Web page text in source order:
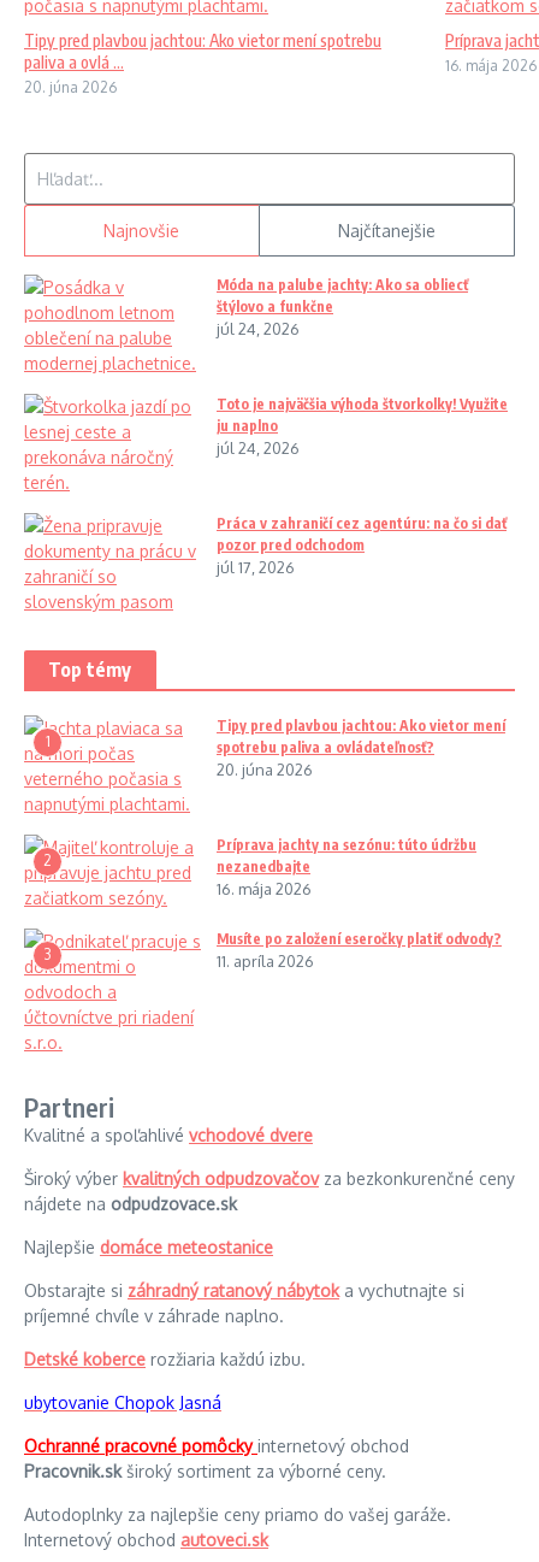
Tipy pred plavbou jachtou: Ako vietor mení spotrebu
paliva a ovlá ...
20. júna 2026
Príprava
16. mája 2026
Najnovšie Najčítanejšie
Móda na palube jachty: Ako sa obliecť
štýlovo a funkčne
júl 24, 2026
Toto je najväčšia výhoda štvorkolky! Využite
ju naplno
júl 24, 2026
Práca v zahraničí cez agentúru: na čo si dať
pozor pred odchodom
júl 17, 2026
Top témy
1
Tipy pred plavbou jachtou: Ako vietor mení
spotrebu paliva a ovládateľnosť?
20. júna 2026
2
Príprava jachty na sezónu: túto údržbu
nezanedbajte
16. mája 2026
3
Musíte po založení eseročky platiť odvody?
11. apríla 2026
Partneri
Kvalitné a spoľahlivé vchodové dvere
Široký výber kvalitných odpudzovačovza bezkonkurenčné ceny
nájdete na odpudzovace.sk
Najlepšie domáce meteostanice
Obstarajte si záhradný ratanový nábytoka vychutnajte si
príjemné chvíle v záhrade naplno.
Detské koberce rozžiaria každú izbu.
ubytovanie Chopok Jasná
Ochranné pracovné pomôckyinternetový obchod
Pracovnik.skširoký sortiment za výborné ceny.
Autodoplnky za najlepšie ceny priamo do vašej garáže.
Internetový obchod autoveci.sk